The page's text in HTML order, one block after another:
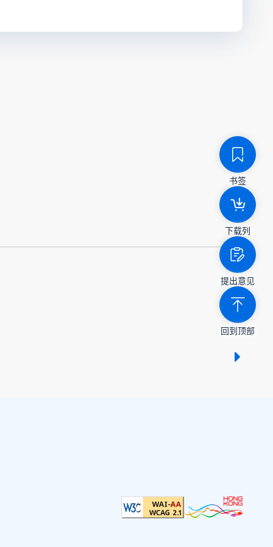
书签
下载列
提出意见
回到顶部